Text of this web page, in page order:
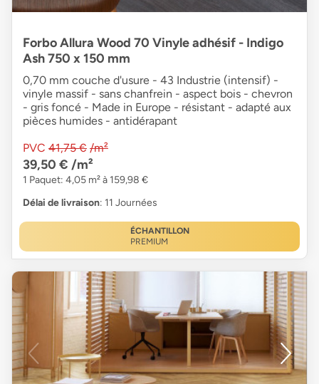
Forbo Allura Wood 70 Vinyle adhésif - Indigo
Ash 750 x 150 mm
0,70 mm couche d'usure - 43 Industrie (intensif) -
vinyle massif - sans chanfrein - aspect bois - chevron
- gris foncé - Made in Europe - résistant - adapté aux
pièces humides - antidérapant
PVC 41,75 € /m²
39,50 € /m²
1 Paquet: 4,05 m² à 159,98 €
Délai de livraison: 11 Journées
ÉCHANTILLON
PREMIUM